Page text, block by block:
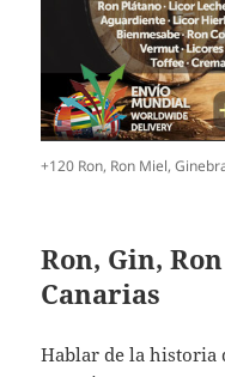
+120 Ron, Ron Miel,
Ron, Gin,
Canarias
Hablar de la historia